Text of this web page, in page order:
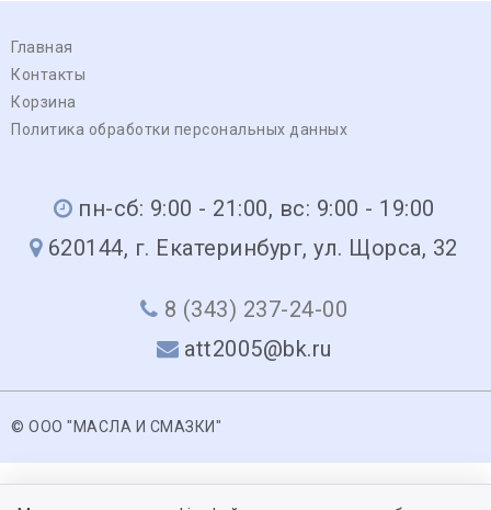
Главная
Контакты
Корзина
Политика обработки персональных данных
пн-сб: 9:00 - 21:00, вс: 9:00 - 19:00
620144, г. Екатеринбург, ул. Щорса, 32
8 (343) 237-24-00
att2005@bk.ru
© ООО "МАСЛА И СМАЗКИ"